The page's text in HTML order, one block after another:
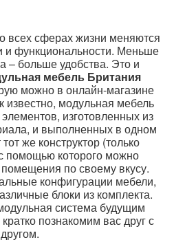
всех сферах жизни меняются
и функциональности. Меньше
– больше удобства. Это и
мебель Британия
можно в онлайн-магазине
известно, модульная мебель
изготовленных из
и выполненных в одном
же конструктор (только
помощью которого можно
по своему вкусу.
конфигурации мебели,
блоки из комплекта.
система будущим
познакомим вас друг с
другом.